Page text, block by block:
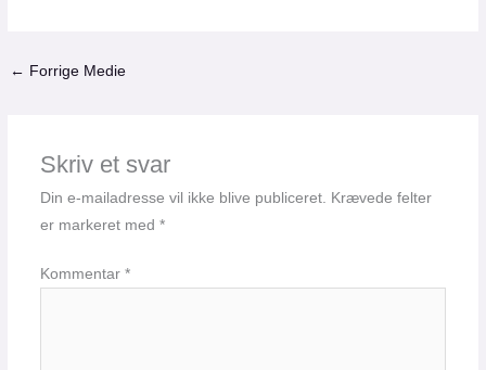
← Forrige Medie
Skriv et svar
Din e-mailadresse vil ikke blive publiceret. Krævede felter
er markeret med *
Kommentar *